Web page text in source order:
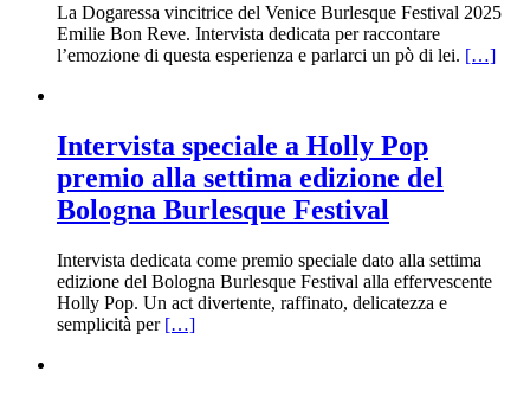
La Dogaressa vincitrice del Venice Burlesque Festival 2025
Emilie Bon Reve. Intervista dedicata per raccontare
l’emozione di questa esperienza e parlarci un pò di lei. […]
Intervista speciale a Holly Pop
premio alla settima edizione del
Bologna Burlesque Festival
Intervista dedicata come premio speciale dato alla settima
edizione del Bologna Burlesque Festival alla effervescente
Holly Pop. Un act divertente, raffinato, delicatezza e
semplicità per […]